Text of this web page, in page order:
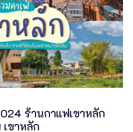
ร้านกาแฟเขาหลัก
ขาหลัก